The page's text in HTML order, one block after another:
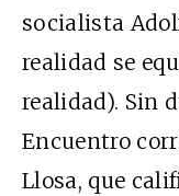
socialista
realidad se
realidad). Sin
Encuentro
Llosa, que